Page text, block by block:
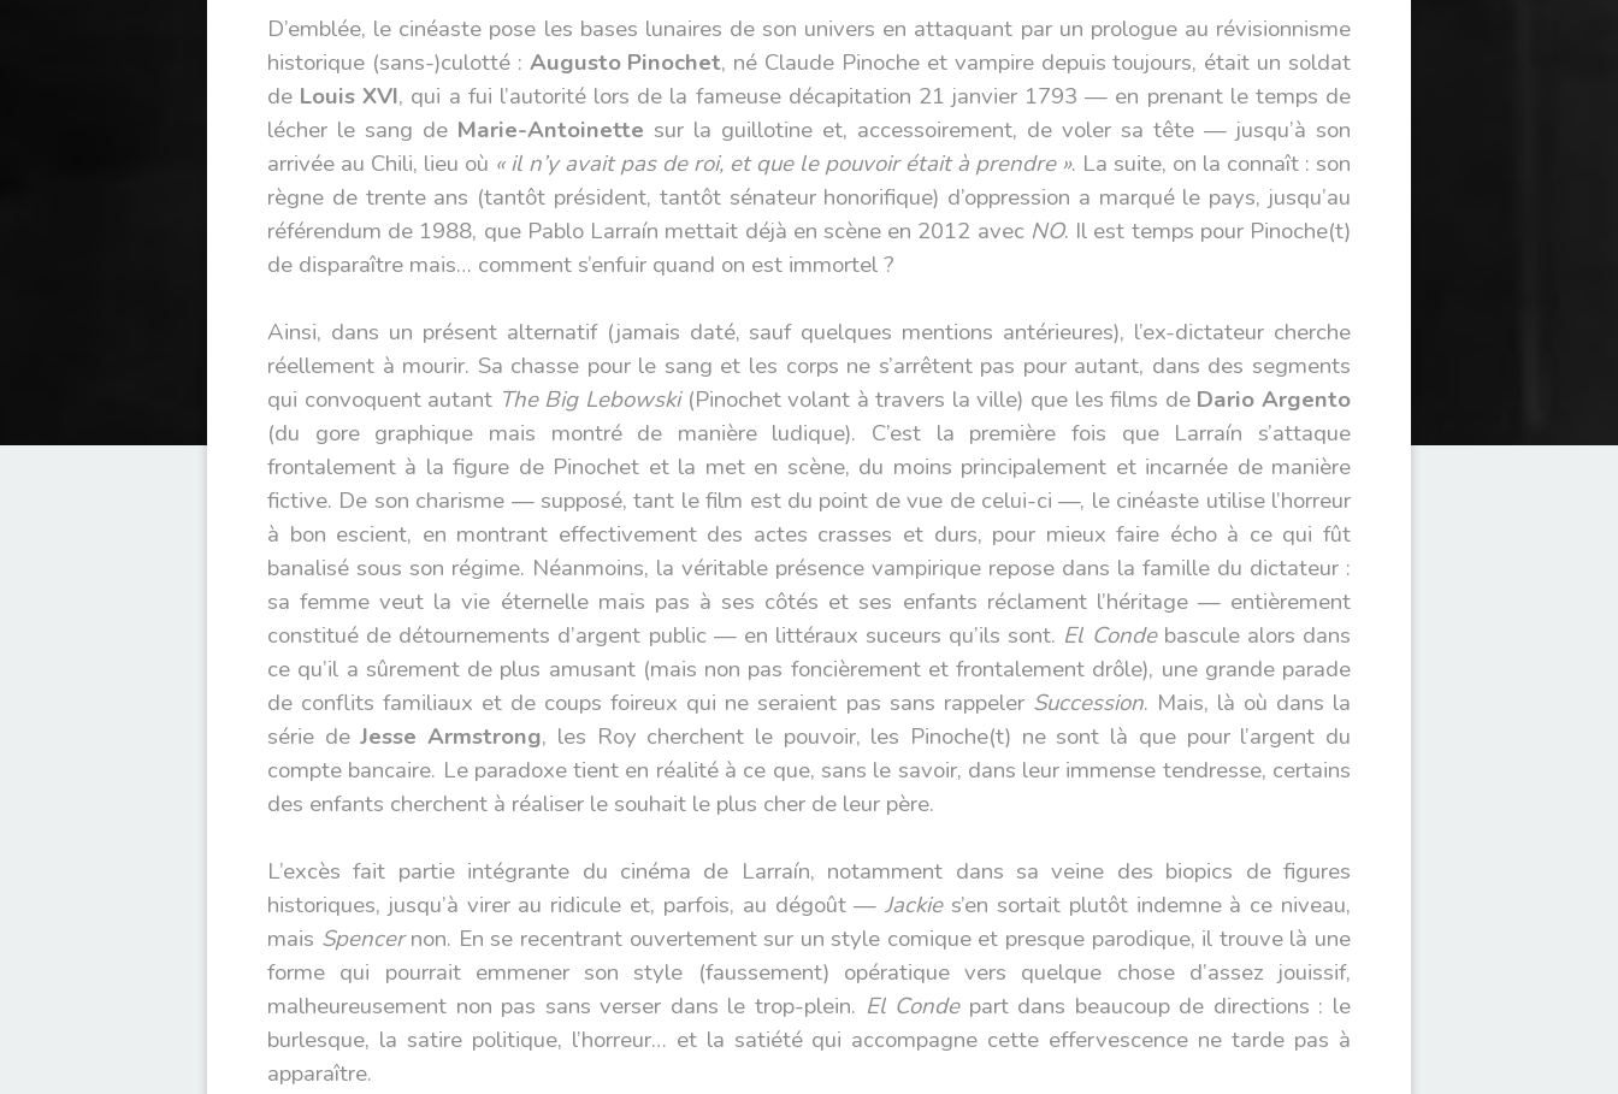
D’emblée, le cinéaste pose les bases lunaires de son univers en attaquant par un prologue au révisionnisme
historique (sans-)culotté : Augusto Pinochet, né Claude Pinoche et vampire depuis toujours, était un soldat
de Louis XVI, qui a fui l’autorité lors de la fameuse décapitation 21 janvier 1793 — en prenant le temps de
lécher le sang de Marie-Antoinette sur la guillotine et, accessoirement, de voler sa tête — jusqu’à son
arrivée au Chili, lieu où « il n’y avait pas de roi, et que le pouvoir était à prendre ». La suite, on la connaît : son
règne de trente ans (tantôt président, tantôt sénateur honorifique) d’oppression a marqué le pays, jusqu’au
référendum de 1988, que Pablo Larraín mettait déjà en scène en 2012 avec NO. Il est temps pour Pinoche(t)
de disparaître mais… comment s’enfuir quand on est immortel ?
Ainsi, dans un présent alternatif (jamais daté, sauf quelques mentions antérieures), l’ex-dictateur cherche
réellement à mourir. Sa chasse pour le sang et les corps ne s’arrêtent pas pour autant, dans des segments
qui convoquent autant The Big Lebowski(Pinochet volant à travers la ville) que les films de Dario Argento
(du gore graphique mais montré de manière ludique). C’est la première fois que Larraín s’attaque
frontalement à la figure de Pinochet et la met en scène, du moins principalement et incarnée de manière
fictive. De son charisme — supposé, tant le film est du point de vue de celui-ci —, le cinéaste utilise l’horreur
à bon escient, en montrant effectivement des actes crasses et durs, pour mieux faire écho à ce qui fût
banalisé sous son régime. Néanmoins, la véritable présence vampirique repose dans la famille du dictateur :
sa femme veut la vie éternelle mais pas à ses côtés et ses enfants réclament l’héritage — entièrement
constitué de détournements d’argent public — en littéraux suceurs qu’ils sont. El Condebascule alors dans
ce qu’il a sûrement de plus amusant (mais non pas foncièrement et frontalement drôle), une grande parade
de conflits familiaux et de coups foireux qui ne seraient pas sans rappeler Succession. Mais, là où dans la
série deJesse Armstrong, les Roy cherchent le pouvoir, les Pinoche(t) ne sont là que pour l’argent du
compte bancaire. Le paradoxe tient en réalité à ce que, sans le savoir, dans leur immense tendresse, certains
des enfants cherchent à réaliser le souhait le plus cher de leur père.
L’excès fait partie intégrante du cinéma de Larraín, notamment dans sa veine des biopics de figures
historiques, jusqu’à virer au ridicule et, parfois, au dégoût —Jackies’en sortait plutôt indemne à ce niveau,
mais Spencernon. En se recentrant ouvertement sur un style comique et presque parodique, il trouve là une
forme qui pourrait emmener son style (faussement) opératique vers quelque chose d’assez jouissif,
malheureusement non pas sans verser dans le trop-plein. El Condepart dans beaucoup de directions : le
burlesque, la satire politique, l’horreur… et la satiété qui accompagne cette effervescence ne tarde pas à
apparaître.